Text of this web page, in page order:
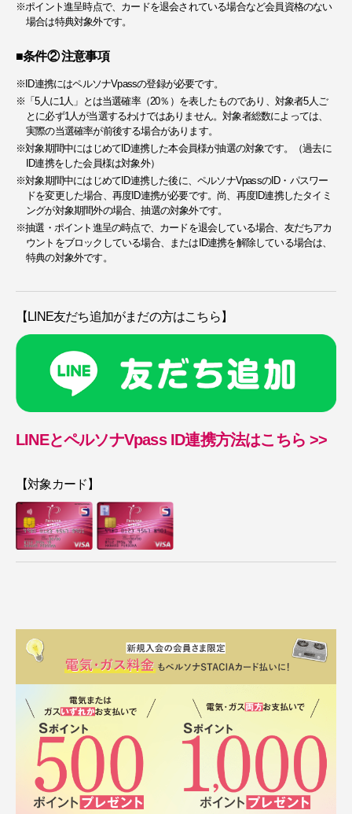
※ポイント進呈時点で、カードを退会されている場合など会員資格のない
場合は特典対象外です。
■条件② 注意事項
※ID連携にはペルソナVpassの登録が必要です。
※「5人に1人」とは当選確率（20％）を表したものであり、対象者5人ご
とに必ず1人が当選するわけではありません。対象者総数によっては、
実際の当選確率が前後する場合があります。
※対象期間中にはじめてID連携した本会員様が抽選の対象です。（過去に
ID連携をした会員様は対象外）
※対象期間中にはじめてID連携した後に、ペルソナVpassのID・パスワー
ドを変更した場合、再度ID連携が必要です。尚、再度ID連携したタイミ
ングが対象期間外の場合、抽選の対象外です。
※抽選・ポイント進呈の時点で、カードを退会している場合、友だちアカ
ウントをブロックしている場合、またはID連携を解除している場合は、
特典の対象外です。
【LINE友だち追加がまだの方はこちら】
LINEとペルソナVpass ID連携方法はこちら >>
【対象カード】